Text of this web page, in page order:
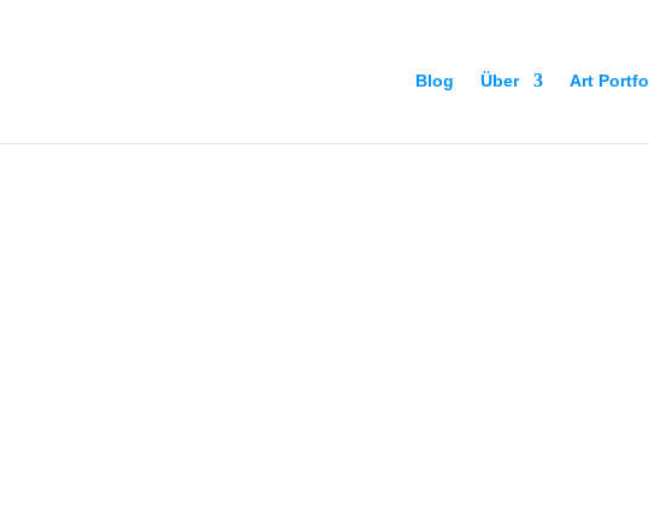
Blog Über Art